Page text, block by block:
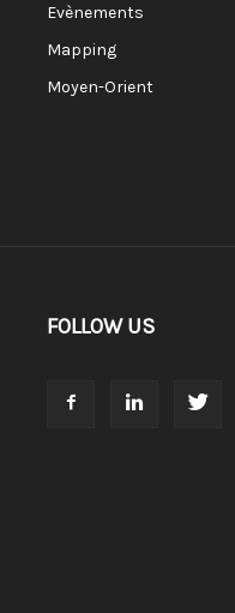
Evènements
Mapping
Moyen-Orient
FOLLOW US